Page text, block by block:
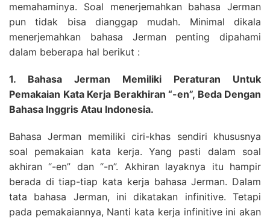
memahaminya. Soal menerjemahkan bahasa Jerman
pun tidak bisa dianggap mudah. Minimal dikala
menerjemahkan bahasa Jerman penting dipahami
dalam beberapa hal berikut :
1. Bahasa Jerman Memiliki Peraturan Untuk
Pemakaian Kata Kerja Berakhiran “-en”, Beda Dengan
Bahasa Inggris Atau Indonesia.
Bahasa Jerman memiliki ciri-khas sendiri khususnya
soal pemakaian kata kerja. Yang pasti dalam soal
akhiran “-en” dan “-n”. Akhiran layaknya itu hampir
berada di tiap-tiap kata kerja bahasa Jerman. Dalam
tata bahasa Jerman, ini dikatakan infinitive. Tetapi
pada pemakaiannya, Nanti kata kerja infinitive ini akan